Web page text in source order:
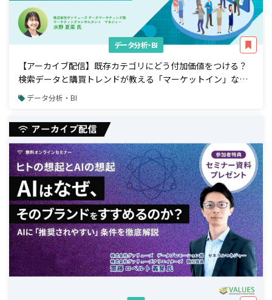
データ分析・BI
【アーカイブ配信】既存カテゴリにどう付加価値をつける？
検索データと購買トレンドが教える「マーケットイン」な商
品開発アプローチ
データ分析・BI